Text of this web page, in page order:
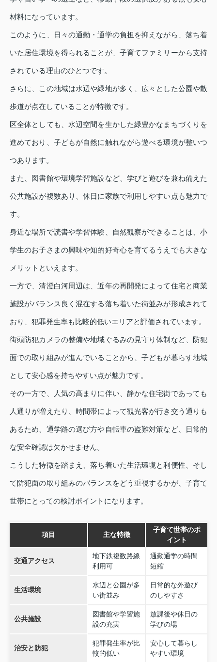
材料になっています。
このように、日々の通勤・通学の負担を抑えながら、落ち着
いた居住環境を得られることが、子育てファミリーから支持
されている理由のひとつです。
さらに、この地域は水辺や緑地が多く、広々とした公園や散
歩道が点在していることが特徴です。
区全体としても、水辺空間を生かした緑豊かなまちづくりを
進めており、子どもが自然に触れながら遊べる環境が整いつ
つあります。
また、図書館や環境学習施設など、学びと遊びを兼ね備えた
公共施設が複数あり、休日に家族で利用しやすい点も魅力で
す。
身近な場所で読書や学習体験、自然観察ができることは、小
学生のお子さまの興味や知的好奇心を育てるうえでも大きな
メリットといえます。
一方で、清澄白河周辺は、近年の再開発によって住宅と商業
施設がバランス良く混在する落ち着いた街並みが形成されて
おり、犯罪発生率も比較的低いエリアと評価されています。
街頭防犯カメラの整備や地域ぐるみの見守り体制など、防犯
面での取り組みが進んでいることから、子どもが暮らす地域
として安心感を持ちやすい点が魅力です。
その一方で、人気の高まりに伴い、静かな住宅街であっても
人通りが増えたり、時間帯によって観光客が行き交う通りも
あるため、通学路の選び方や自転車の盗難対策など、日常的
な安全確認は欠かせません。
こうした特徴を踏まえ、落ち着いた生活環境と利便性、そし
て防犯面の取り組みのバランスをどう重視するかが、子育て
世帯にとっての検討ポイントになります。
項目 主な特徴
子育て世帯のポ
イント
交通アクセス
地下鉄複数路線
利用可
通勤通学の時間
短縮
生活環境
水辺と公園が多
い街並み
日常的な外遊び
のしやすさ
公共施設
図書館や学習施
設の充実
放課後や休日の
学びの場
治安と防犯
犯罪発生率が比
較的低い
安心して暮らし
やすい環境